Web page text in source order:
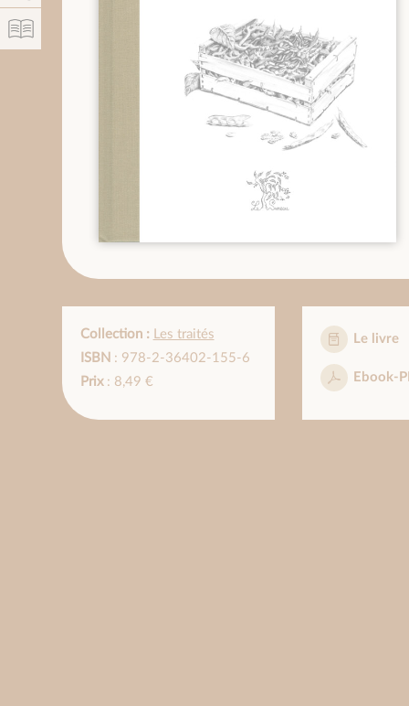
Collection : Les traités
ISBN : 978-2-36402-155-6
Prix: 8,49 €
Le livre
Ebook-